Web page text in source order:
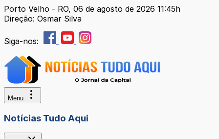
Porto Velho - RO, 06 de agosto de 2026 11:45h
Direção: Osmar Silva
Siga-nos:
Menu
Notícias Tudo Aqui